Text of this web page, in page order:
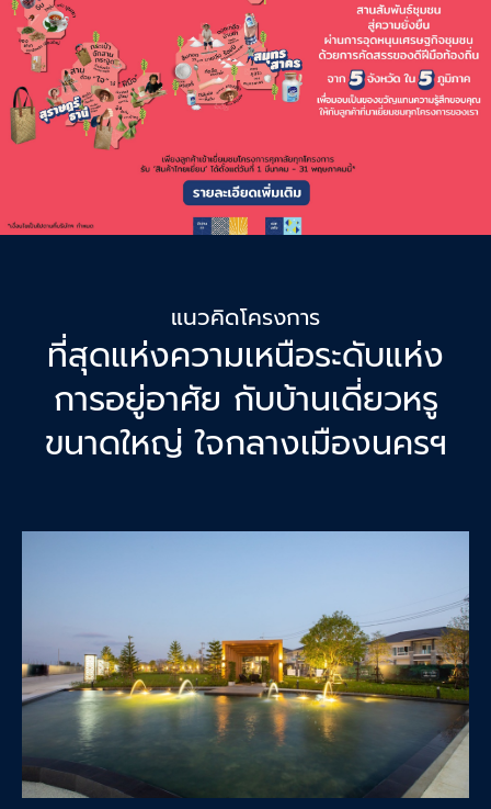
แนวคิดโครงการ
ที่สุดแห่งความเหนือระดับแห่ง
การอยู่อาศัย กับบ้านเดี่ยวหรู
ขนาดใหญ่ ใจกลางเมืองนครฯ